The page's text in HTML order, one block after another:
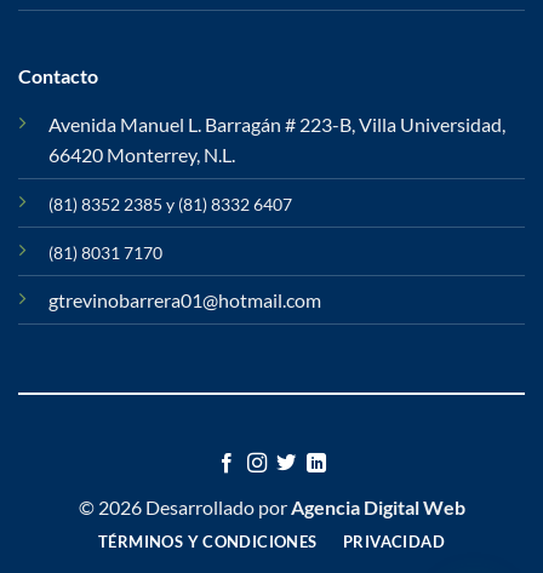
Contacto
Avenida Manuel L. Barragán # 223-B, Villa Universidad,
66420 Monterrey, N.L.
(81) 8352 2385 y (81) 8332 6407
(81) 8031 7170
gtrevinobarrera01@hotmail.com
© 2026 Desarrollado porAgencia Digital Web
TÉRMINOS Y CONDICIONES PRIVACIDAD